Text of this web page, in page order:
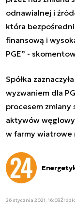
odnawialnej i
która
finansową i
PGE” -
Spółka
wyzwaniem dla
procesem
aktywów
w farmy wiatrowe
26 stycznia 2021, 16:03